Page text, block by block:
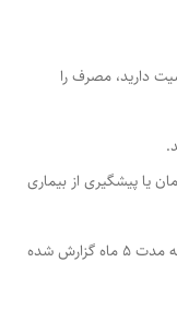
دارید، مصرف را
پیشگیری از بیماری
· ایمنی مصرف خوراکی کلاژن تا 10 گرم در روز به مدت 5 ماه گزارش شده